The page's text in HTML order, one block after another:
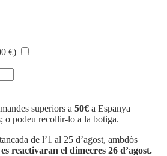
€)
superiors a 50€ a Espanya
o podeu recollir-lo a la botiga.
de l’1 al 25 d’agost, ambdòs
reactivaran el dimecres 26 d’agost.